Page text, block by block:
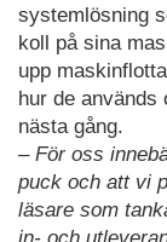
systemlösning
koll på sina
upp
hur de
nästa gång.
– För oss
puck och att vi
läsare som